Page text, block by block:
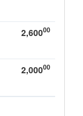
2,60000
2,00000